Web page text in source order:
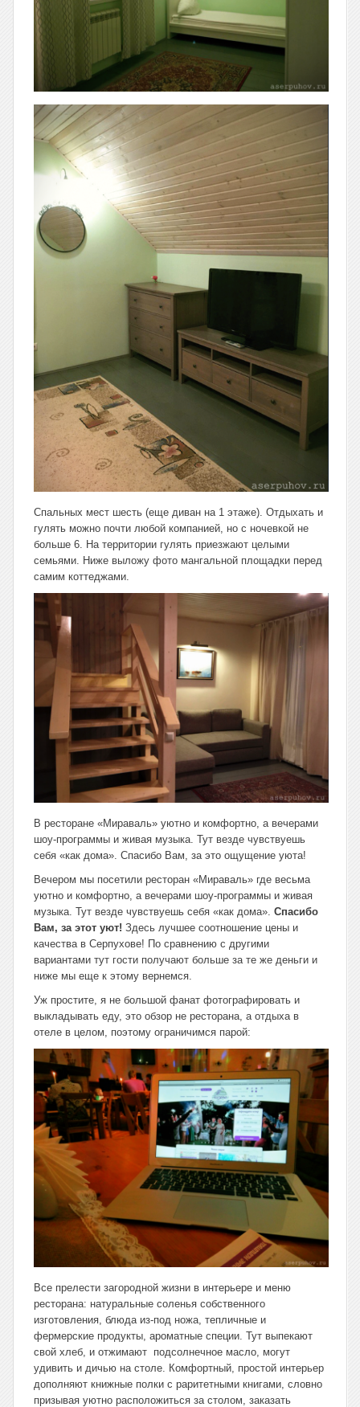
Спальных мест шесть (еще диван на 1 этаже). Отдыхать и
гулять можно почти любой компанией, но с ночевкой не
больше 6. На территории гулять приезжают целыми
семьями. Ниже выложу фото мангальной площадки перед
самим коттеджами.
В ресторане «Мираваль» уютно и комфортно, а вечерами
шоу-программы и живая музыка. Тут везде чувствуешь
себя «как дома». Спасибо Вам, за это ощущение уюта!
Вечером мы посетили ресторан «Мираваль» где весьма
уютно и комфортно, а вечерами шоу-программы и живая
музыка. Тут везде чувствуешь себя «как дома». Спасибо
Вам, за этот уют! Здесь лучшее соотношение цены и
качества в Серпухове! По сравнению с другими
вариантами тут гости получают больше за те же деньги и
ниже мы еще к этому вернемся.
Уж простите, я не большой фанат фотографировать и
выкладывать еду, это обзор не ресторана, а отдыха в
отеле в целом, поэтому ограничимся парой:
Все прелести загородной жизни в интерьере и меню
ресторана: натуральные соленья собственного
изготовления, блюда из-под ножа, тепличные и
фермерские продукты, ароматные специи. Тут выпекают
свой хлеб, и отжимают подсолнечное масло, могут
удивить и дичью на столе. Комфортный, простой интерьер
дополняют книжные полки с раритетными книгами, словно
призывая уютно расположиться за столом, заказать